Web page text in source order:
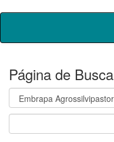
Skip
Página de Busca